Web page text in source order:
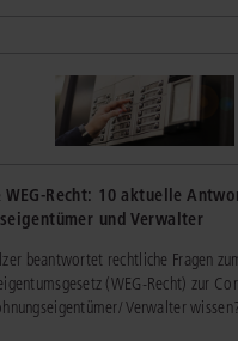
WEG-Recht: 10 aktuelle
und Verwalter
beantwortet rechtliche Fragen
(WEG-Recht) zur
Verwalter wissen?